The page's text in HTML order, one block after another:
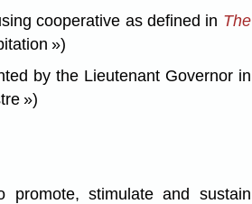
cooperative as defined in The
»)
by the Lieutenant Governor in
»)
stimulate and sustain